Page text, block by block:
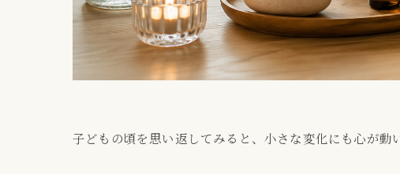
子どもの頃を思い返してみると、小さな変化にも心が動